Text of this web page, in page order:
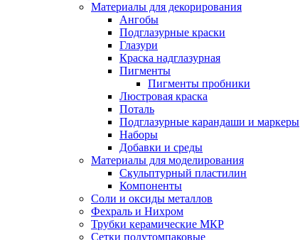
Материалы для декорирования
Ангобы
Подглазурные краски
Глазури
Краска надглазурная
Пигменты
Пигменты пробники
Люстровая краска
Поталь
Подглазурные карандаши и маркеры
Наборы
Добавки и среды
Материалы для моделирования
Скульптурный пластилин
Компоненты
Соли и оксиды металлов
Фехраль и Нихром
Трубки керамические МКР
Сетки полутомпаковые